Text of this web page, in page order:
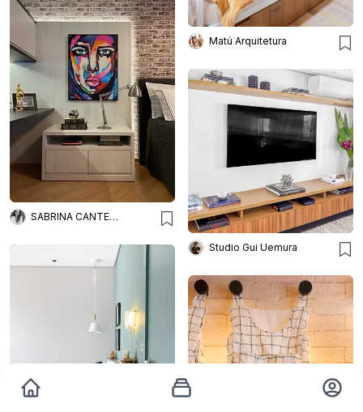
Matú Arquitetura
SABRINA CANTERGIANI
Studio Gui Uemura